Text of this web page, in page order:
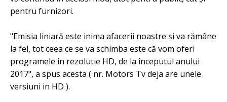
pentru furnizori.
"Emisia liniară este inima afacerii noastre și va rămâne
la fel, tot ceea ce se va schimba este că vom oferi
programele in rezolutie HD, de la începutul anului
2017", a spus acesta ( nr. Motors Tv deja are unele
versiuni in HD ).